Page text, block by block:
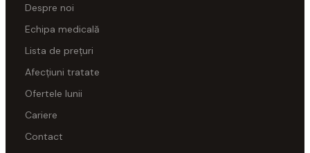
Despre noi
Echipa medicală
Lista de prețuri
Afecțiuni tratate
Ofertele lunii
Cariere
Contact